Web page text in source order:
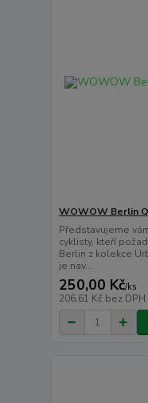
WOWOW Berlin
Představujeme
cyklisty, kteří
Berlin z kolekce
je nav...
250,00 Kč/ks
206,61 Kč bez DPH